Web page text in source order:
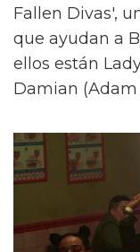
Fallen Divas',
que ayudan a
ellos están
Damian (Adam